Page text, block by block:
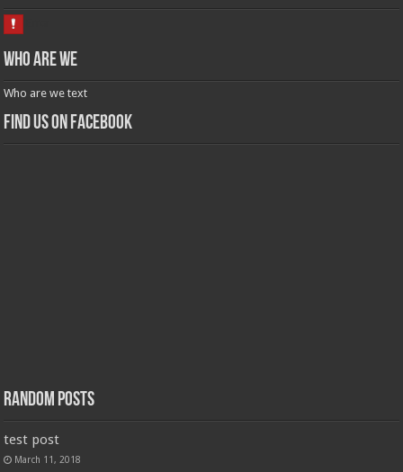
Who are we
Who are we text
Find us on Facebook
Random Posts
test post
March 11, 2018